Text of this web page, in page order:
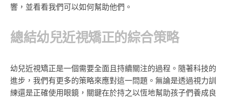
響，並看看我們可以如何幫助他們。
總結幼兒近視矯正的綜合策略
幼兒近視矯正是一個需要全面且持續關注的過程。隨著科技的
進步，我們有更多的策略來應對這一問題。無論是透過視力訓
練還是正確使用眼鏡，關鍵在於持之以恆地幫助孩子們養成良